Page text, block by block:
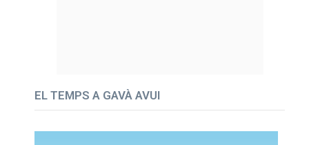
EL TEMPS A GAVÀ AVUI